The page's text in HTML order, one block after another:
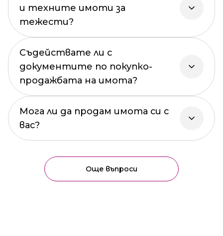
и техните имоти за
тежести?
Съдействате ли с
документите по покупко-
продажбата на имота?
Мога ли да продам имота си с
вас?
Още въпроси